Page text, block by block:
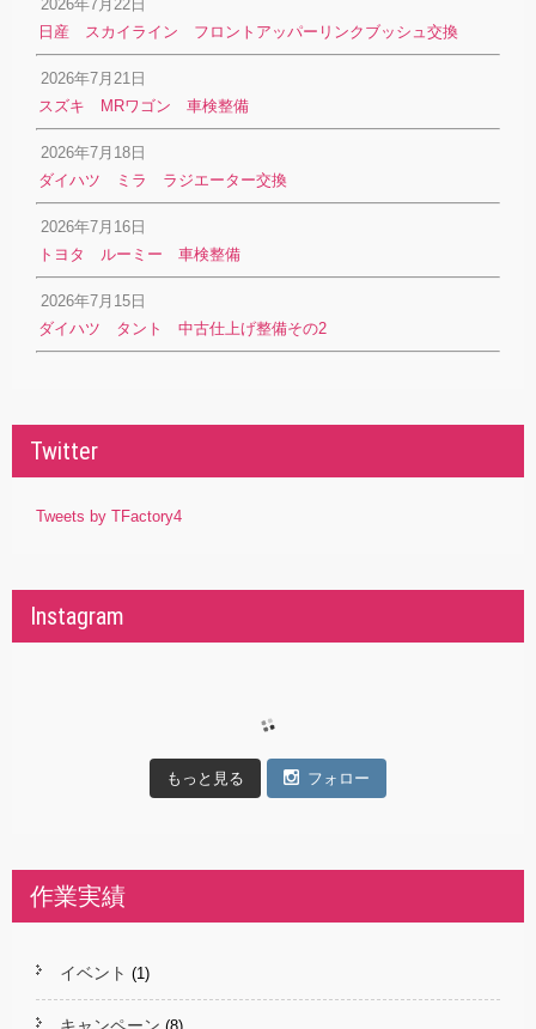
2026年7月22日
日産 スカイライン フロントアッパーリンクブッシュ交換
2026年7月21日
スズキ MRワゴン 車検整備
2026年7月18日
ダイハツ ミラ ラジエーター交換
2026年7月16日
トヨタ ルーミー 車検整備
2026年7月15日
ダイハツ タント 中古仕上げ整備その2
Twitter
Tweets by TFactory4
Instagram
もっと見る フォロー
作業実績
イベント (1)